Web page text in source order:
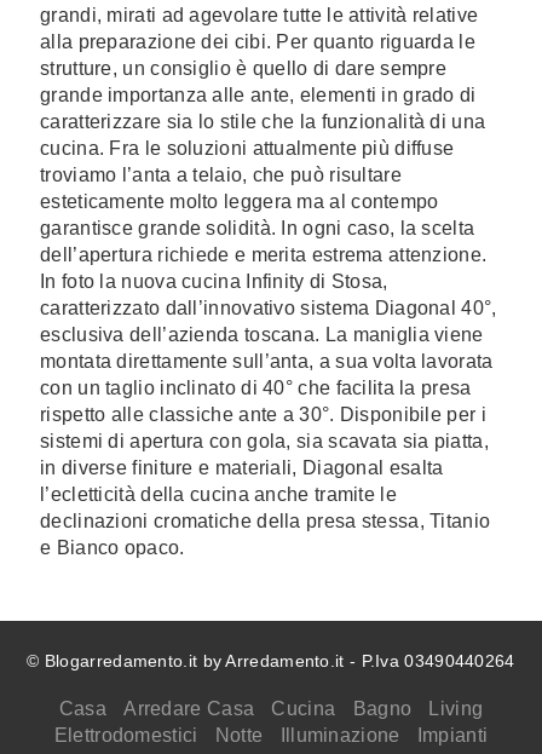
grandi, mirati ad agevolare tutte le attività relative
alla preparazione dei cibi. Per quanto riguarda le
strutture, un consiglio è quello di dare sempre
grande importanza alle ante, elementi in grado di
caratterizzare sia lo stile che la funzionalità di una
cucina. Fra le soluzioni attualmente più diffuse
troviamo l’anta a telaio, che può risultare
esteticamente molto leggera ma al contempo
garantisce grande solidità. In ogni caso, la scelta
dell’apertura richiede e merita estrema attenzione.
In foto la nuova cucina Infinity di Stosa,
caratterizzato dall’innovativo sistema Diagonal 40°,
esclusiva dell’azienda toscana. La maniglia viene
montata direttamente sull’anta, a sua volta lavorata
con un taglio inclinato di 40° che facilita la presa
rispetto alle classiche ante a 30°. Disponibile per i
sistemi di apertura con gola, sia scavata sia piatta,
in diverse finiture e materiali, Diagonal esalta
l’ecletticità della cucina anche tramite le
declinazioni cromatiche della presa stessa, Titanio
e Bianco opaco.
© Blogarredamento.it by Arredamento.it - P.Iva 03490440264
Casa Arredare Casa Cucina Bagno
Living
Elettrodomestici
Notte Illuminazione
Impianti